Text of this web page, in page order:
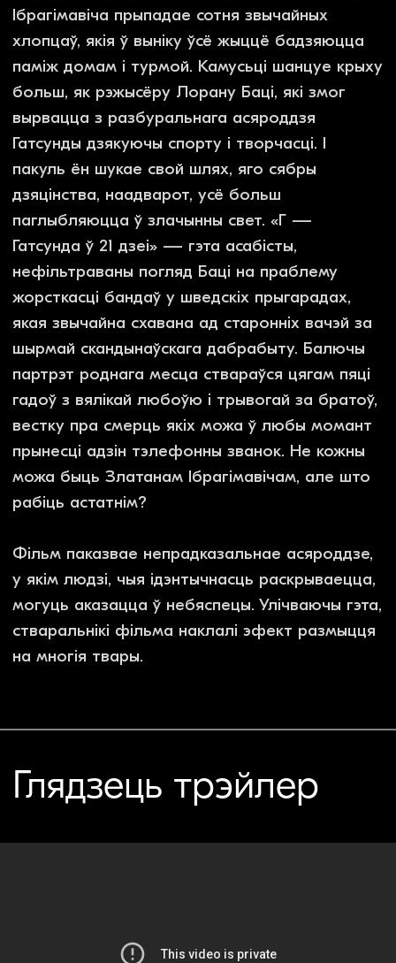
у якім людзі, чыя ідэнтычнасць раскрываецца,
могуць аказацца ў небяспецы. Улічваючы гэта,
стваральнікі фільма наклалі эфект размыцця
на многія твары.
Глядзець трэйлер
Вам можа быць
цікава